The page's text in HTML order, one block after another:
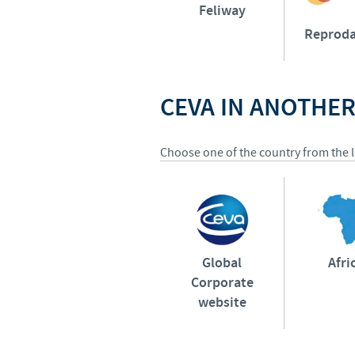
Feliway
CEVA IN
Choose one of the country from
Global
Corporate
website